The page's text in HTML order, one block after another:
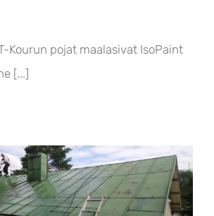
Kourun pojat maalasivat IsoPaint
[...]